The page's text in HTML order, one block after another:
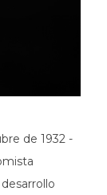
de 1932 -